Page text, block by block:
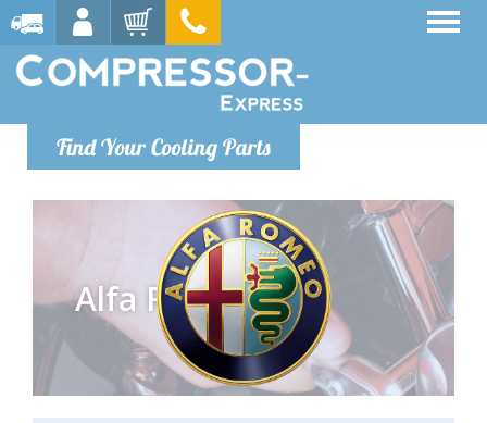
Find Your Cooling Parts
Alfa Romeo